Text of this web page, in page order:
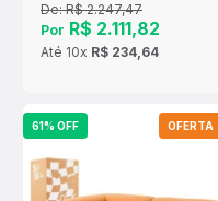
De:R$ 2.247,47
Por R$ 2.111,82
Até 10x R$ 234,64
61% OFF OFERTA